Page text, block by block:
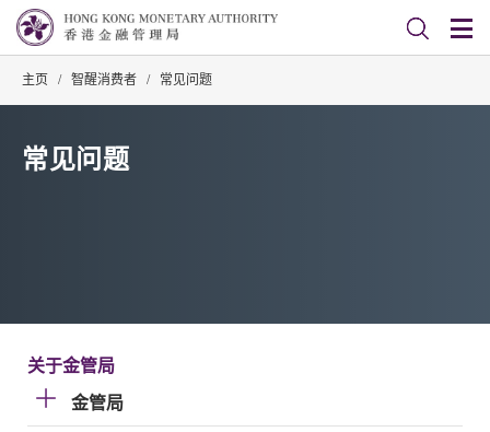
主页 / 智醒消费者 / 常见问题
常见问题
关于金管局
金管局